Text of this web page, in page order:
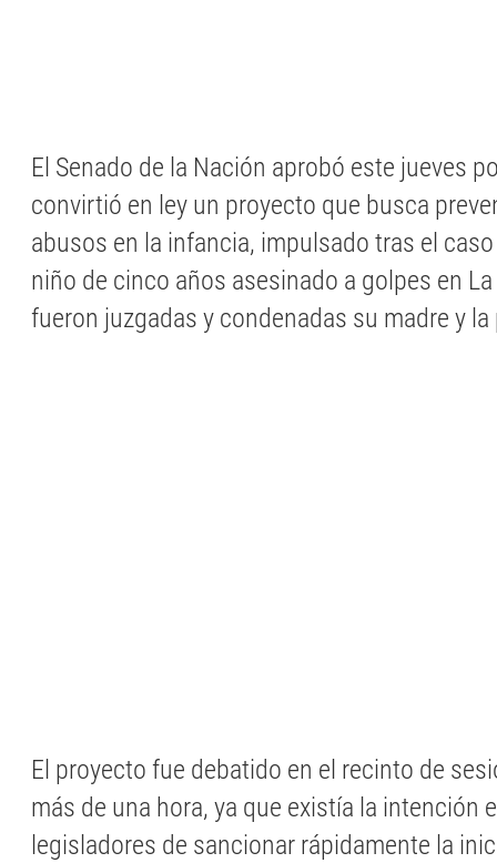
El Senado de la Nación aprobó este jueves
convirtió en ley un proyecto que busca
abusos en la infancia, impulsado tras el
niño de cinco años asesinado a golpes en
fueron juzgadas y condenadas su madre y la
El proyecto fue debatido en el recinto de
más de una hora, ya que existía la intención
legisladores de sancionar rápidamente la